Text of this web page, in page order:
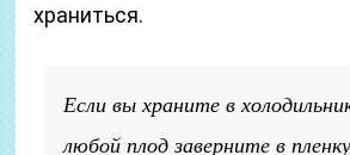
храниться.
Если вы храните в
любой плод заверните в